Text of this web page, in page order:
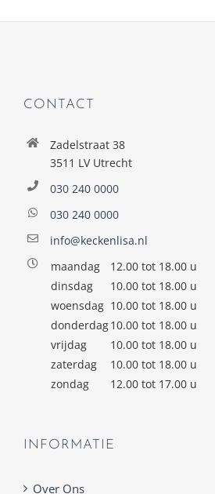
CONTACT
Zadelstraat 38
3511 LV Utrecht
030 240 0000
030 240 0000
info@keckenlisa.nl
maandag
12.00 tot 18.00 u
dinsdag
10.00 tot 18.00 u
woensdag 10.00 tot 18.00 u
donderdag10.00 tot 18.00 u
vrijdag
10.00 tot 18.00 u
zaterdag
10.00 tot 18.00 u
zondag
12.00 tot 17.00 u
INFORMATIE
Over Ons